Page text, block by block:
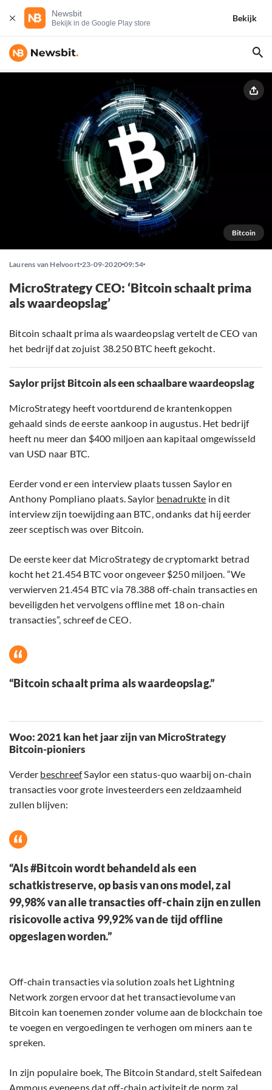
Newsbit
Bekijk in de Google Play store
Bekijk
Bitcoin
Laurens van Helvoort 23-09-2020 09:54
MicroStrategy CEO: ‘Bitcoin schaalt prima
als waardeopslag’
Bitcoin schaalt prima als waardeopslag vertelt de CEO van
het bedrijf dat zojuist 38.250 BTC heeft gekocht.
Saylor prijst Bitcoin als een schaalbare waardeopslag
MicroStrategy heeft voortdurend de krantenkoppen
gehaald sinds de eerste aankoop in augustus. Het bedrijf
heeft nu meer dan $400 miljoen aan kapitaal omgewisseld
van USD naar BTC.
Eerder vond er een interview plaats tussen Saylor en
Anthony Pompliano plaats. Saylor benadrukte in dit
interview zijn toewijding aan BTC, ondanks dat hij eerder
zeer sceptisch was over Bitcoin.
De eerste keer dat MicroStrategy de cryptomarkt betrad
kocht het 21.454 BTC voor ongeveer $250 miljoen. “We
verwierven 21.454 BTC via 78.388 off-chain transacties en
beveiligden het vervolgens offline met 18 on-chain
transacties”, schreef de CEO.
“Bitcoin schaalt prima als waardeopslag.”
Woo: 2021 kan het jaar zijn van MicroStrategy
Bitcoin-pioniers
Verder beschreefSaylor een status-quo waarbij on-chain
transacties voor grote investeerders een zeldzaamheid
zullen blijven:
“Als #Bitcoin wordt behandeld als een
schatkistreserve, op basis van ons model, zal
99,98% van alle transacties off-chain zijn en zullen
risicovolle activa 99,92% van de tijd offline
opgeslagen worden.”
Off-chain transacties via solution zoals het Lightning
Network zorgen ervoor dat het transactievolume van
Bitcoin kan toenemen zonder volume aan de blockchain toe
te voegen en vergoedingen te verhogen om miners aan te
spreken.
In zijn populaire boek, The Bitcoin Standard, stelt Saifedean
Ammous eveneens dat off-chain activiteit de norm zal